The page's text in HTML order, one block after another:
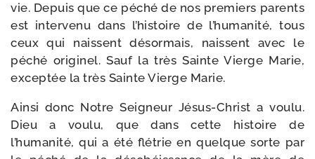
vie. Depuis que ce péché de nos pre­miers parents
est inter­ve­nu dans l’histoire de l’humanité, tous
ceux qui naissent désor­mais, naissent avec le
péché ori­gi­nel. Sauf la très Sainte Vierge Marie,
excep­tée la très Sainte Vierge Marie.
Ainsi donc Notre Seigneur Jésus-​Christ a vou­lu.
Dieu a vou­lu, que dans cette his­toire de
l’humanité, qui a été flé­trie en quelque sorte par